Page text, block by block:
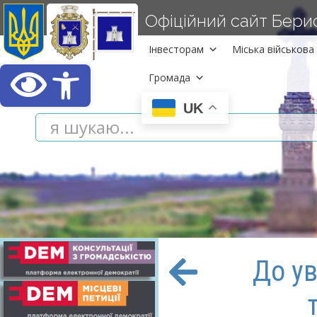
Відкрити Панель
Офіційний сайт
Інвесторам Міська військова
Громада
UK
До